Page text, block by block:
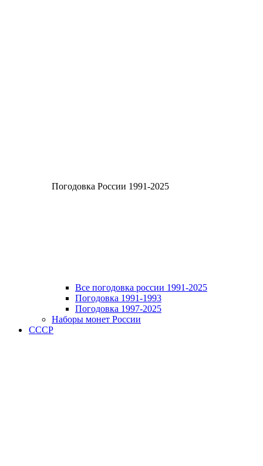
Погодовка России 1991-2025
Все погодовка россии 1991-2025
Погодовка 1991-1993
Погодовка 1997-2025
Наборы монет России
СССР